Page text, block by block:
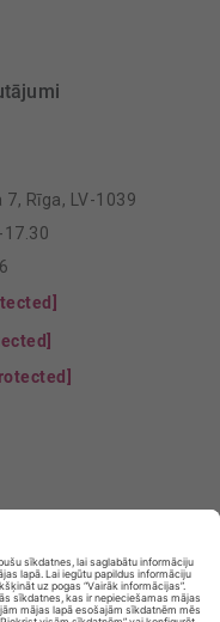
Rīga, LV-1039
17.30